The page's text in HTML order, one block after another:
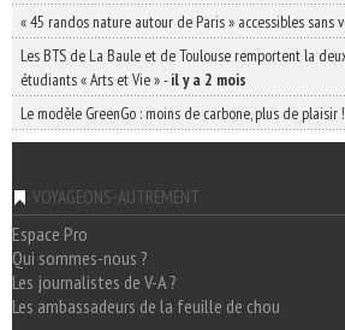
« 45 randos nature autour de Paris » accessibles sans
Les BTS de La Baule et de Toulouse remportent la
étudiants « Arts et Vie »-il y a 2 mois
Le modèle GreenGo : moins de carbone, plus de plaisir !
VOYAGEONS-AUTREMENT
Espace Pro
Qui sommes-nous ?
Les journalistes de V-A ?
Les ambassadeurs de la feuille de chou